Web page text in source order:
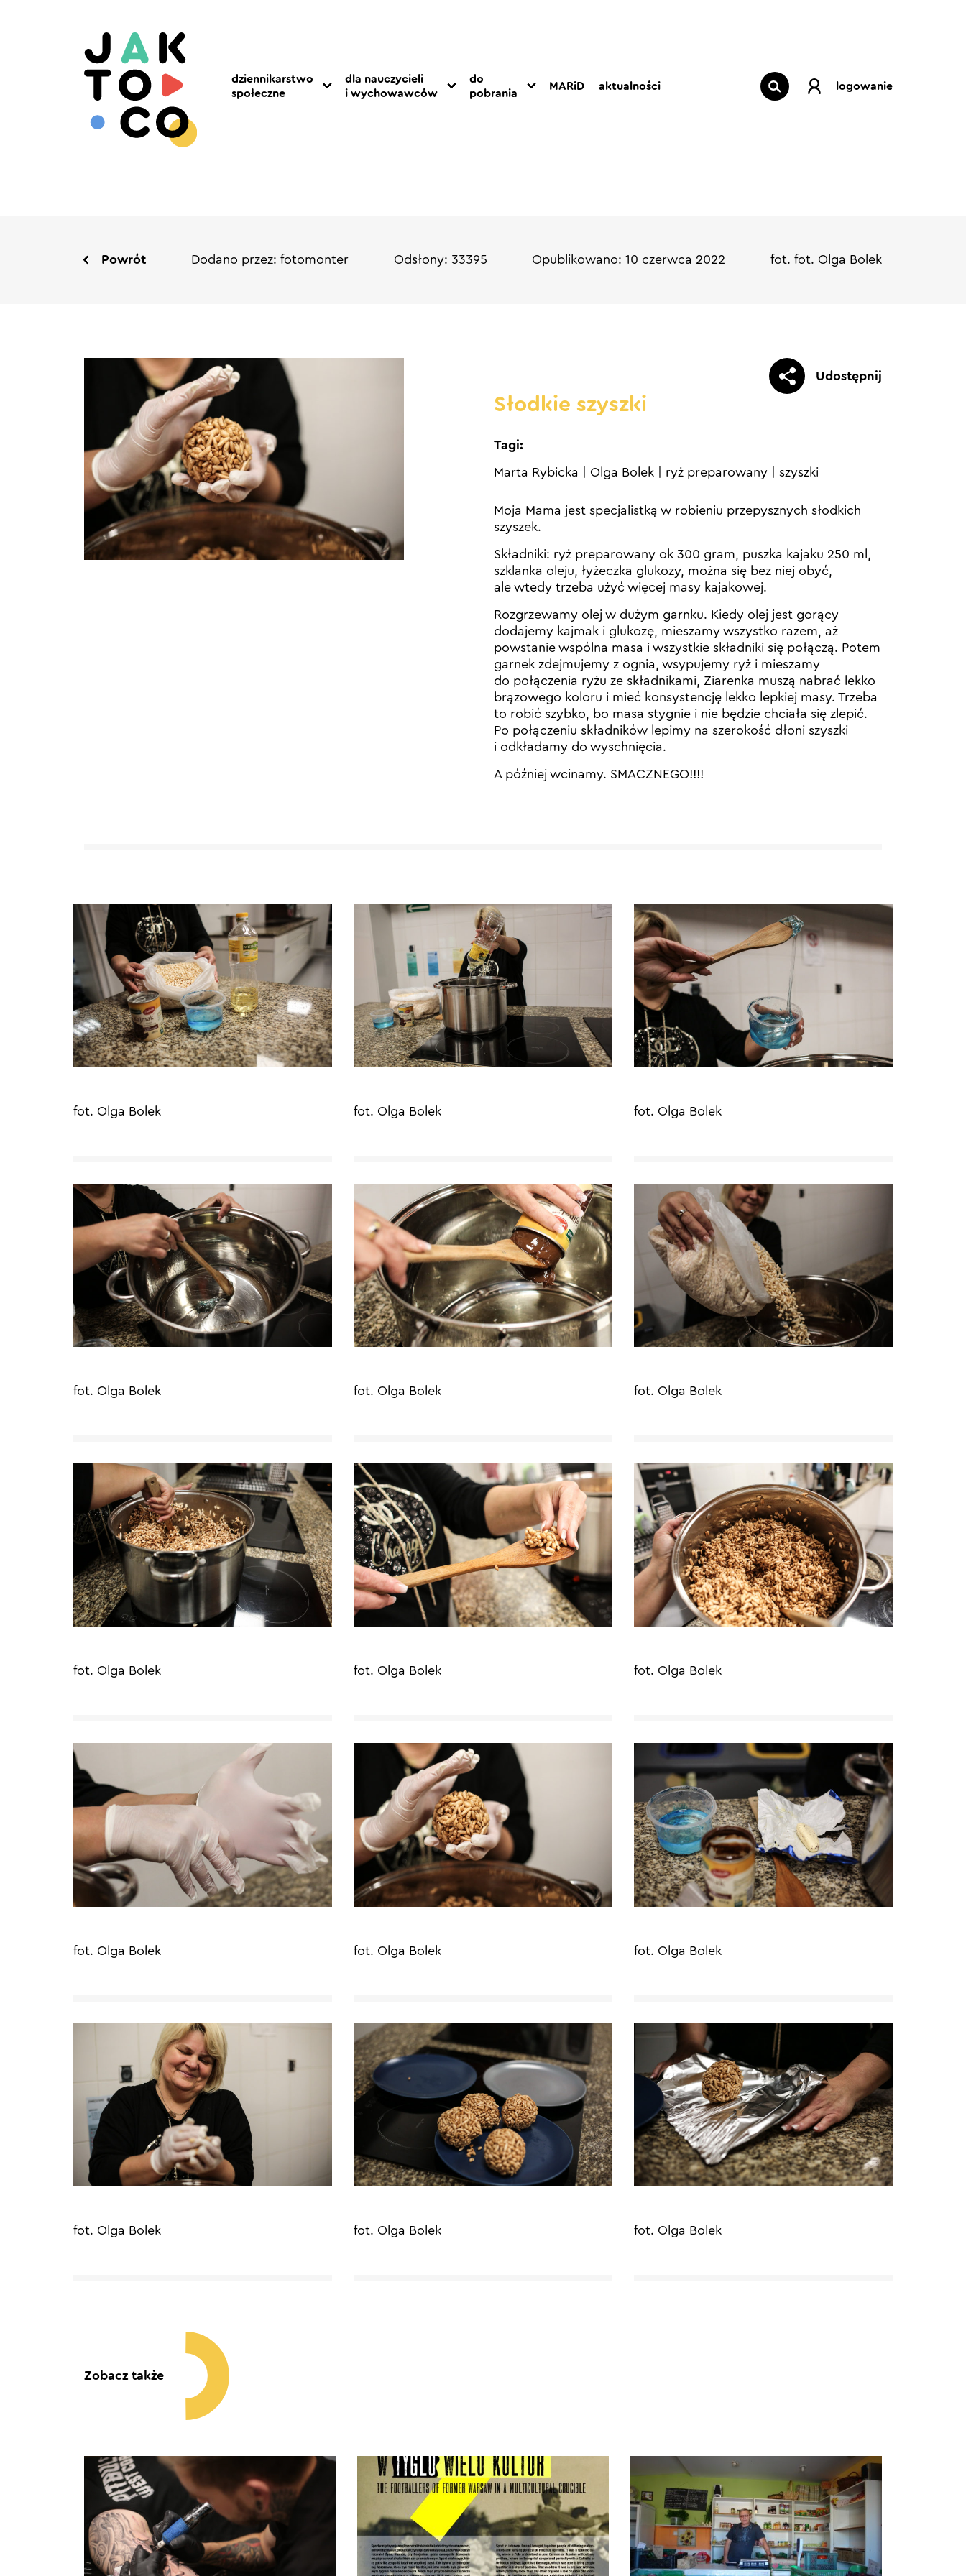
dziennikarstwo
społeczne
dla nauczycieli
i wychowawców
do
pobrania
MARiD aktualności logowanie
Powrót Dodano przez: fotomonter Odsłony: 33395 Opublikowano: 10 czerwca 2022 fot. fot. Olga Bolek
Udostępnij
Słodkie szyszki
Tagi:
Marta Rybicka Olga Bolek ryż preparowany szyszki
Moja Mama jest specjalistką w robieniu przepysznych słodkich
szyszek.
Składniki: ryż preparowany ok 300 gram, puszka kajaku 250 ml,
szklanka oleju, łyżeczka glukozy, można się bez niej obyć,
ale wtedy trzeba użyć więcej masy kajakowej.
Rozgrzewamy olej w dużym garnku. Kiedy olej jest gorący
dodajemy kajmak i glukozę, mieszamy wszystko razem, aż
powstanie wspólna masa i wszystkie składniki się połączą. Potem
garnek zdejmujemy z ognia, wsypujemy ryż i mieszamy
do połączenia ryżu ze składnikami, Ziarenka muszą nabrać lekko
brązowego koloru i mieć konsystencję lekko lepkiej masy. Trzeba
to robić szybko, bo masa stygnie i nie będzie chciała się zlepić.
Po połączeniu składników lepimy na szerokość dłoni szyszki
i odkładamy do wyschnięcia.
A później wcinamy. SMACZNEGO!!!!
fot. Olga Bolek fot. Olga Bolek fot. Olga Bolek
fot. Olga Bolek fot. Olga Bolek fot. Olga Bolek
fot. Olga Bolek fot. Olga Bolek fot. Olga Bolek
fot. Olga Bolek fot. Olga Bolek fot. Olga Bolek
fot. Olga Bolek fot. Olga Bolek fot. Olga Bolek
Zobacz także